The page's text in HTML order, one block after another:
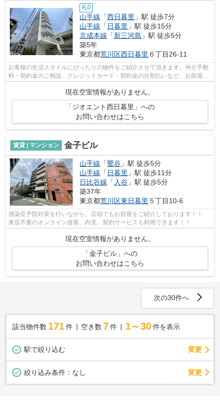
礼0
山手線 「西日暮里 」駅 徒歩7分
山手線 「 日暮里 」駅 徒歩15分
京成本線 「新三河島 」駅 徒歩5分
築5年
東京都荒川区西日暮里 ６丁目26-11
お客様の生活スタイルにぴったりの物件をご紹介させて頂きます。仲介手数
料・契約金のご相談、クレジットカード・契約金の分割払いなど、お部屋探
現在空室情報がありません。
「ジオエント西日暮里」への
お問い合わせはこちら
賃貸 | マンション 金子ビル
山手線 「鶯谷 」駅 徒歩5分
山手線 「日暮里 」駅 徒歩11分
日比谷線 「 入谷 」駅 徒歩5分
築37年
東京都荒川区東日暮里 ５丁目10-6
感染症予防対策を行いながら、店頭でもお部屋をご紹介しております！！
来店不要のオンライン接客、内見、契約サービスも利用できます！！
現在空室情報がありません。
「金子ビル」への
お問い合わせはこちら
次の30件へ
該当物件数 171件 空き数 7 件 1～30 件を表示
駅で絞り込む 変更
絞り込み条件： なし 変更